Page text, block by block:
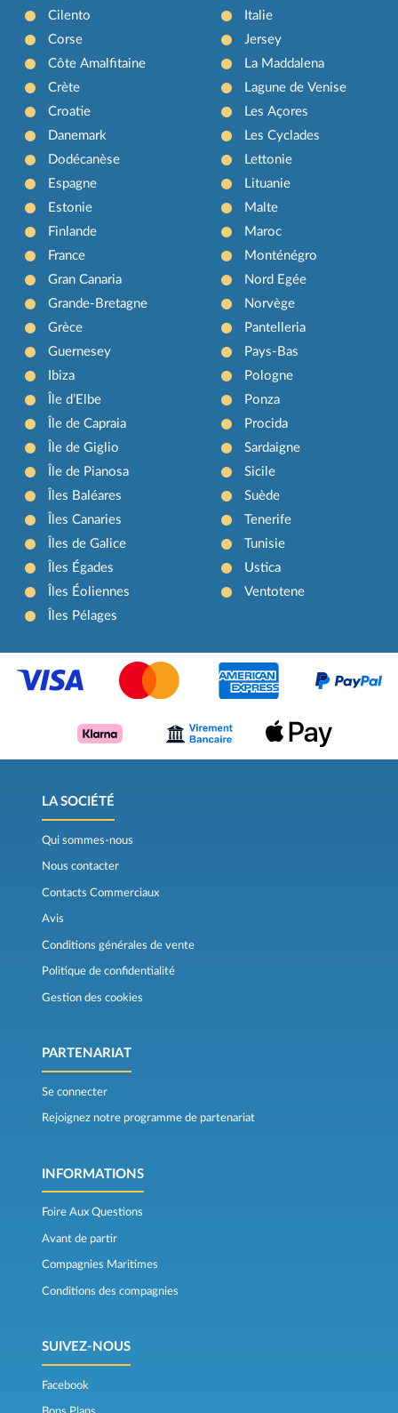
Cilento
Corse
Côte Amalfitaine
Crète
Croatie
Danemark
Dodécanèse
Espagne
Estonie
Finlande
France
Gran Canaria
Grande-Bretagne
Grèce
Guernesey
Ibiza
Île d’Elbe
Île de Capraia
Île de Giglio
Île de Pianosa
Îles Baléares
Îles Canaries
Îles de Galice
Îles Égades
Îles Éoliennes
Îles Pélages
Italie
Jersey
La Maddalena
Lagune de Venise
Les Açores
Les Cyclades
Lettonie
Lituanie
Malte
Maroc
Monténégro
Nord Egée
Norvège
Pantelleria
Pays-Bas
Pologne
Ponza
Procida
Sardaigne
Sicile
Suède
Tenerife
Tunisie
Ustica
Ventotene
LA SOCIÉTÉ
Qui sommes-nous
Nous contacter
Contacts Commerciaux
Avis
Conditions générales de vente
Politique de confidentialité
Gestion des cookies
PARTENARIAT
Se connecter
Rejoignez notre programme de partenariat
INFORMATIONS
Foire Aux Questions
Avant de partir
Compagnies Maritimes
Conditions des compagnies
SUIVEZ-NOUS
Facebook